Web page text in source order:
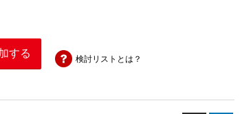
する 検討リストとは？